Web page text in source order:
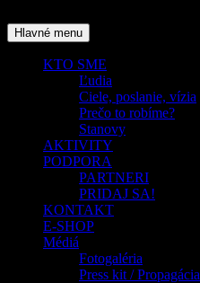
na
obsah
Hľadať
Hlavné menu
KTO SME
Ľudia
Ciele, poslanie, vízia
Prečo to robíme?
Stanovy
AKTIVITY
PODPORA
PARTNERI
PRIDAJ SA!
KONTAKT
E-SHOP
Médiá
Fotogaléria
Press kit / Propagácia